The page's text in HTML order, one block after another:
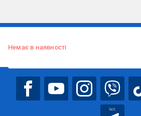
Немає в наявності
bot